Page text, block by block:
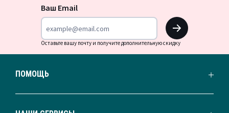
Ваш Email
OK
Оставьте вашу почту и получите дополнительную скидку
ПОМОЩЬ